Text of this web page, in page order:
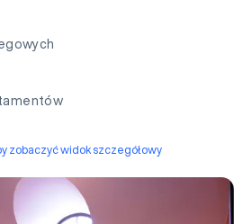
zobaczyć widok szczegółowy